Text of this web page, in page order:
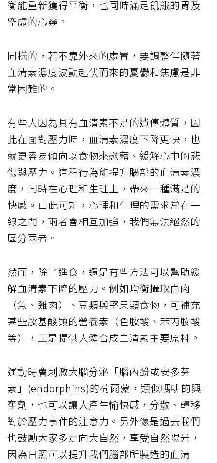
衡能重新獲得平衡，也同時滿足飢餓的胃及
空虛的心靈。
同樣的，若不靠外來的處置，要調整伴隨著
血清素濃度波動起伏而來的憂鬱和焦慮是非
常困難的。
有些人因為具有血清素不足的遺傳體質，因
此在面對壓力時，血清素濃度下降更快，也
就更容易傾向以食物來慰藉、緩解心中的悲
傷與壓力。這種行為能提升腦部的血清素濃
度，同時在心理和生理上，帶來一種滿足的
快感。由此可知，心理和生理的需求常在一
線之間，兩者會相互加強，我們無法絕然的
區分兩者。
然而，除了進食，還是有些方法可以幫助緩
解血清素下降的壓力。例如均衡攝取白肉
（魚、雞肉）、豆類與堅果類食物，可補充
某些胺基酸類的營養素（色胺酸、苯丙胺酸
等），正是提供人體合成血清素主要原料。
運動時會刺激大腦分泌「腦內酚或安多芬
素」(endorphins)的荷爾蒙，類似嗎啡的興
奮劑，也可以讓人產生愉快感，分散、轉移
對於壓力事件的注意力。另外像是過去我們
也鼓勵大家多走向大自然，享受自然陽光，
因為日照可以提升我們腦部所製造的血清